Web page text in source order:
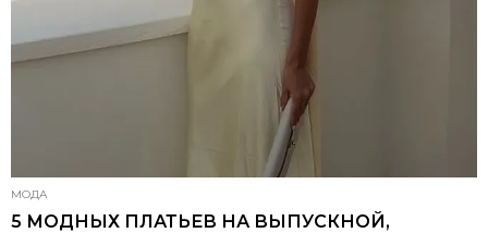
МОДА
5 МОДНЫХ ПЛАТЬЕВ НА ВЫПУСКНОЙ,